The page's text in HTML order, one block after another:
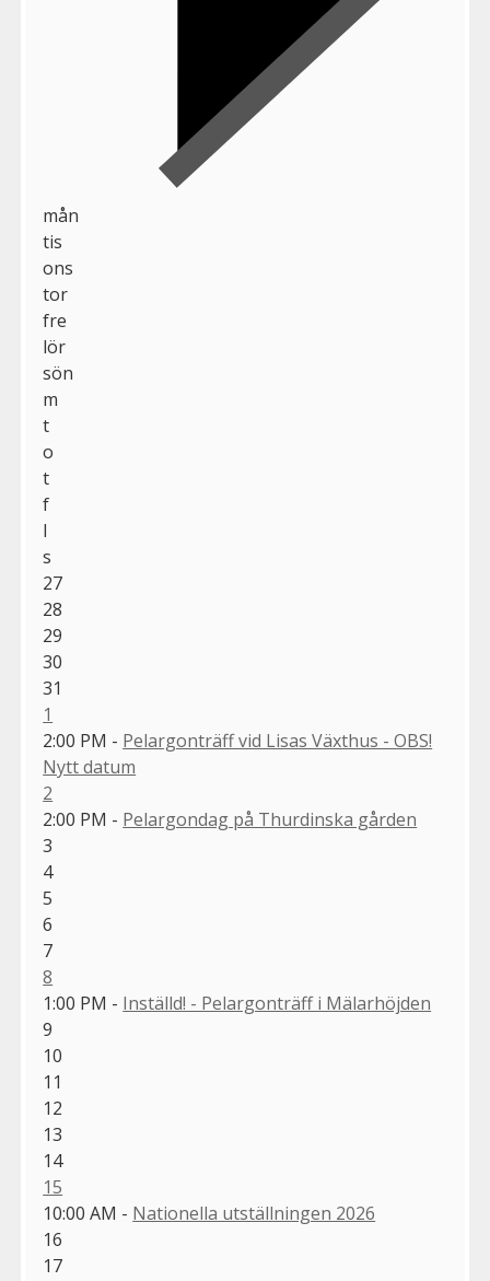
mån
tis
ons
tor
fre
lör
sön
m
t
o
t
f
l
s
27
28
29
30
31
1
2:00 PM - Pelargonträff vid Lisas Växthus - OBS!
Nytt datum
2
2:00 PM - Pelargondag på Thurdinska gården
3
4
5
6
7
8
1:00 PM - Inställd! - Pelargonträff i Mälarhöjden
9
10
11
12
13
14
15
10:00 AM - Nationella utställningen 2026
16
17